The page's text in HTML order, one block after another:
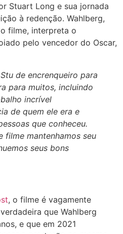
Stuart Long e sua jornada
à redenção. Wahlberg,
filme, interpreta o
pelo vencedor do Oscar,
de encrenqueiro para
para muitos, incluindo
incrível
de quem ele era e
que conheceu.
filme mantenhamos seu
seus bons
, o filme é vagamente
que Wahlberg
e que em 2021